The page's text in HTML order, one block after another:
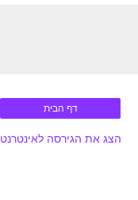
דף הבית
הצג את הגירסה לאינטרנט